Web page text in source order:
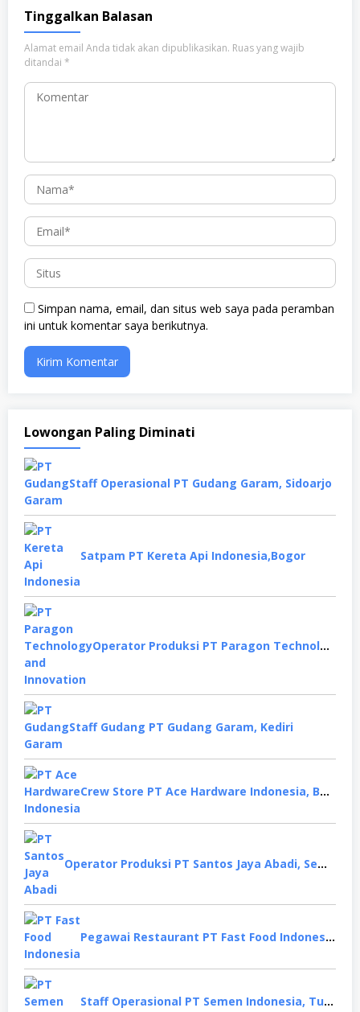
Tinggalkan Balasan
Alamat email Anda tidak akan dipublikasikan. Ruas yang wajib
ditandai *
Simpan nama, email, dan situs web saya pada peramban
ini untuk komentar saya berikutnya.
Lowongan Paling Diminati
Staff Operasional PT Gudang Garam, Sidoarjo
Satpam PT Kereta Api Indonesia,Bogor
Operator Produksi PT Paragon Technology and Innovation, Tangerang
Staff Gudang PT Gudang Garam, Kediri
Crew Store PT Ace Hardware Indonesia, Bekasi
Operator Produksi PT Santos Jaya Abadi, Semarang
Pegawai Restaurant PT Fast Food Indonesia, Surabaya
Staff Operasional PT Semen Indonesia, Tuban